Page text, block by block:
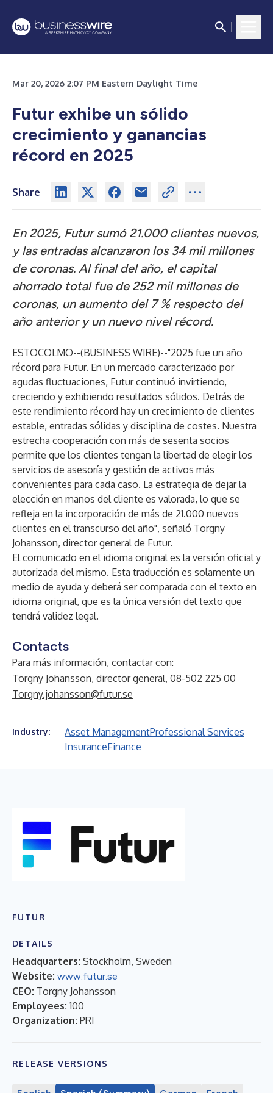
Mar 20, 2026 2:07 PM Eastern Daylight Time
Futur exhibe un sólido
crecimiento y ganancias
récord en 2025
Share
En 2025, Futur sumó 21.000 clientes nuevos,
y las entradas alcanzaron los 34 mil millones
de coronas. Al final del año, el capital
ahorrado total fue de 252 mil millones de
coronas, un aumento del 7 % respecto del
año anterior y un nuevo nivel récord.
ESTOCOLMO--(BUSINESS WIRE)--"2025 fue un año
récord para Futur. En un mercado caracterizado por
agudas fluctuaciones, Futur continuó invirtiendo,
creciendo y exhibiendo resultados sólidos. Detrás de
este rendimiento récord hay un crecimiento de clientes
estable, entradas sólidas y disciplina de costes. Nuestra
estrecha cooperación con más de sesenta socios
permite que los clientes tengan la libertad de elegir los
servicios de asesoría y gestión de activos más
convenientes para cada caso. La estrategia de dejar la
elección en manos del cliente es valorada, lo que se
refleja en la incorporación de más de 21.000 nuevos
clientes en el transcurso del año", señaló Torgny
Johansson, director general de Futur.
El comunicado en el idioma original es la versión oficial y
autorizada del mismo. Esta traducción es solamente un
medio de ayuda y deberá ser comparada con el texto en
idioma original, que es la única versión del texto que
tendrá validez legal.
Contacts
Para más información, contactar con:
Torgny Johansson, director general, 08-502 225 00
Torgny.johansson@futur.se
Industry: Asset ManagementProfessional Services
InsuranceFinance
FUTUR
DETAILS
Headquarters: Stockholm, Sweden
Website: www.futur.se
CEO: Torgny Johansson
Employees: 100
Organization: PRI
RELEASE VERSIONS